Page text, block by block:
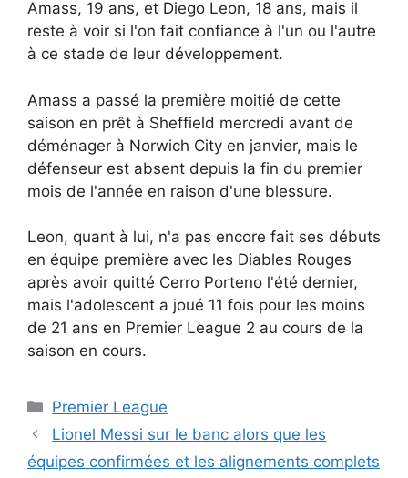
Amass, 19 ans, et Diego Leon, 18 ans, mais il
reste à voir si l'on fait confiance à l'un ou l'autre
à ce stade de leur développement.
Amass a passé la première moitié de cette
saison en prêt à Sheffield mercredi avant de
déménager à Norwich City en janvier, mais le
défenseur est absent depuis la fin du premier
mois de l'année en raison d'une blessure.
Leon, quant à lui, n'a pas encore fait ses débuts
en équipe première avec les Diables Rouges
après avoir quitté Cerro Porteno l'été dernier,
mais l'adolescent a joué 11 fois pour les moins
de 21 ans en Premier League 2 au cours de la
saison en cours.
Catégories
Premier League
Lionel Messi sur le banc alors que les
équipes confirmées et les alignements complets